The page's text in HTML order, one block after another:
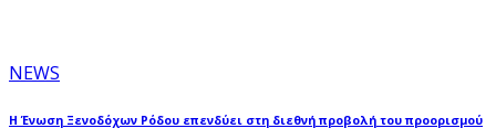
NEWS
Η Ένωση Ξενοδόχων Ρόδου επενδύει στη διεθνή προβολή του προορισμού